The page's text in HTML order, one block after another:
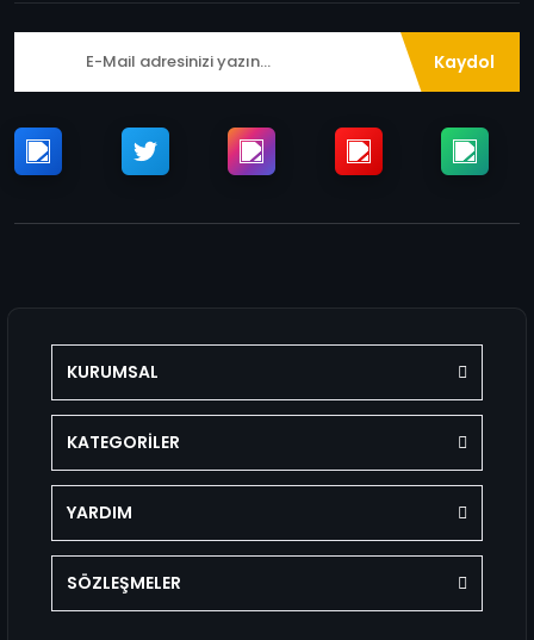
Kaydol
KURUMSAL
KATEGORİLER
YARDIM
SÖZLEŞMELER